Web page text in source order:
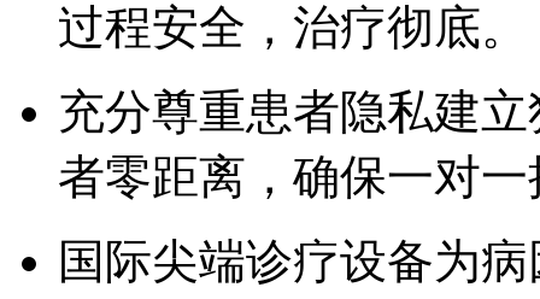
过程安全，治疗彻底。
充分尊重患者隐私建
者零距离，确保一对
国际尖端诊疗设备为